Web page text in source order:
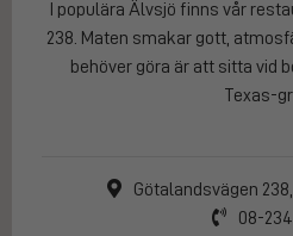
I populära Älvsjö finns vår
238. Maten smakar gott,
behöver göra är att sitta vid
Texas-
Götalandsvägen
08-